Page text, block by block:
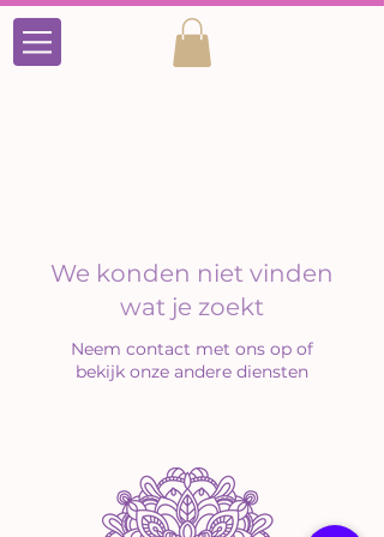
We konden niet vinden
wat je zoekt
Neem contact met ons op of
bekijk onze andere diensten